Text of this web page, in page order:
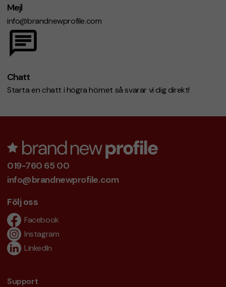
Mejl
info@brandnewprofile.com
Chatt
Starta en chatt i högra hörnet så svarar vi dig direkt!
019-760 65 00
info@brandnewprofile.com
Följ oss
Facebook
Instagram
LinkedIn
Support